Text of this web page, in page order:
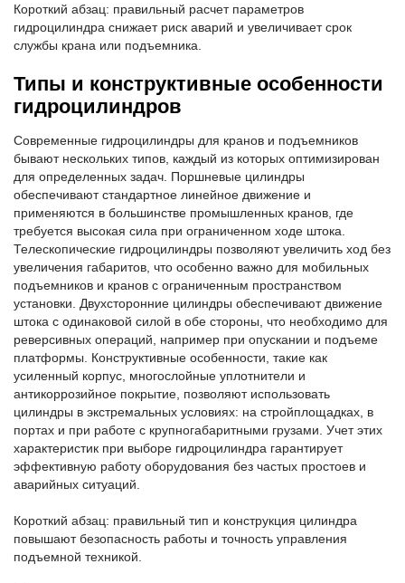
Короткий абзац: правильный расчет параметров
гидроцилиндра снижает риск аварий и увеличивает срок
службы крана или подъемника.
Типы и конструктивные особенности
гидроцилиндров
Современные гидроцилиндры для кранов и подъемников
бывают нескольких типов, каждый из которых оптимизирован
для определенных задач. Поршневые цилиндры
обеспечивают стандартное линейное движение и
применяются в большинстве промышленных кранов, где
требуется высокая сила при ограниченном ходе штока.
Телескопические гидроцилиндры позволяют увеличить ход без
увеличения габаритов, что особенно важно для мобильных
подъемников и кранов с ограниченным пространством
установки. Двухсторонние цилиндры обеспечивают движение
штока с одинаковой силой в обе стороны, что необходимо для
реверсивных операций, например при опускании и подъеме
платформы. Конструктивные особенности, такие как
усиленный корпус, многослойные уплотнители и
антикоррозийное покрытие, позволяют использовать
цилиндры в экстремальных условиях: на стройплощадках, в
портах и при работе с крупногабаритными грузами. Учет этих
характеристик при выборе гидроцилиндра гарантирует
эффективную работу оборудования без частых простоев и
аварийных ситуаций.
Короткий абзац: правильный тип и конструкция цилиндра
повышают безопасность работы и точность управления
подъемной техникой.